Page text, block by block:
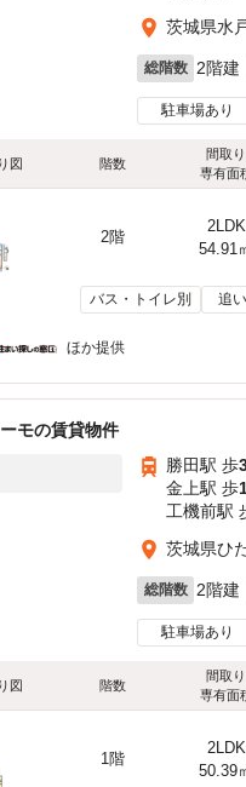
茨城県水
総階数 2階建
駐車場あり
図 階数
間取り
専有面
2階
2LDK
54.91
バス・トイレ別 追
ほか提供
モの賃貸物件
勝田駅 歩
金上駅 歩
工機前駅
茨城県ひ
総階数 2階建
駐車場あり
図 階数
間取り
専有面
1階
2LDK
50.39